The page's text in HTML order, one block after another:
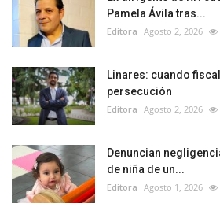
Pamela Ávila tras...
Editora Agosto 2, 2026
Linares: cuando
persecución
Editora Agosto 2, 2026
Denuncian
de niña de un...
Editora Agosto 1, 2026